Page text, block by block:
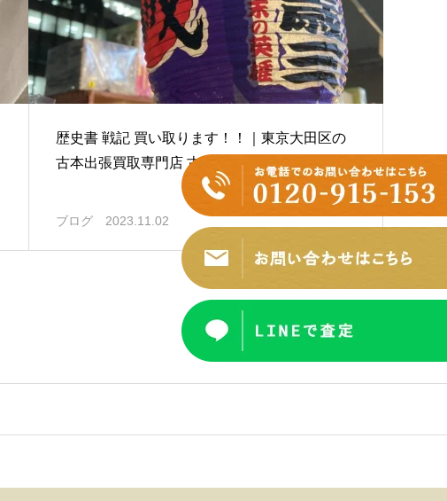
歴史書 戦記 買い取ります！！｜東京大田区の
古本出張買取専門店 古書窟揚羽堂
ブログ 2023.11.02